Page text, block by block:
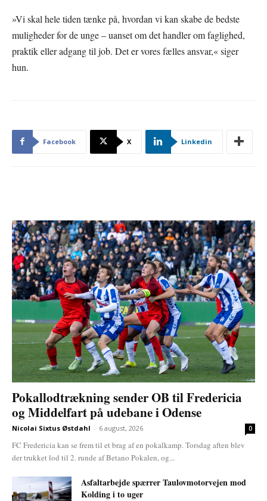
»Vi skal hele tiden tænke på, hvordan vi kan skabe de bedste
muligheder for de unge – uanset om det handler om faglighed,
praktik eller adgang til job. Det er vores fælles ansvar,« siger
hun.
Facebook X Linkedin
Pokallodtrækning sender OB til Fredericia
og Middelfart på udebane i Odense
Nicolai Sixtus Østdahl - 6 august, 2026 0
FC Fredericia kan se frem til et brag af en pokalkamp. Torsdag aften blev
der trukket lod til 2. runde af Betano Pokalen, og...
Asfaltarbejde spærrer Taulovmotorvejen mod
Kolding i to uger